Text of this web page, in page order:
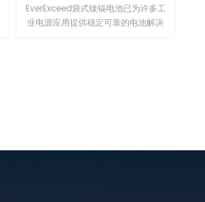
EverExceed袋式镍镉电池已为许多工
业电源应用提供稳定可靠的电池解决